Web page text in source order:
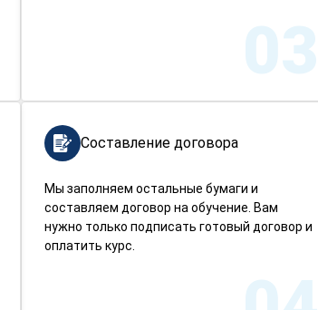
03
Составление договора
Мы заполняем остальные бумаги и
составляем договор на обучение. Вам
нужно только подписать готовый договор и
оплатить курс.